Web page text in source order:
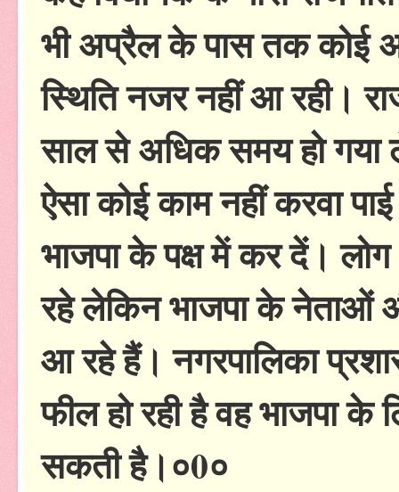
भी अप्रैल के पास तक कोई
स्थिति नजर नहीं आ रही।
साल से अधिक समय हो गया
ऐसा कोई काम नहीं करवा
भाजपा के पक्ष में कर दें।
रहे लेकिन भाजपा के नेताओं
आ रहे हैं। नगरपालिका
फील हो रही है वह भाजपा के
सकती है।०0०